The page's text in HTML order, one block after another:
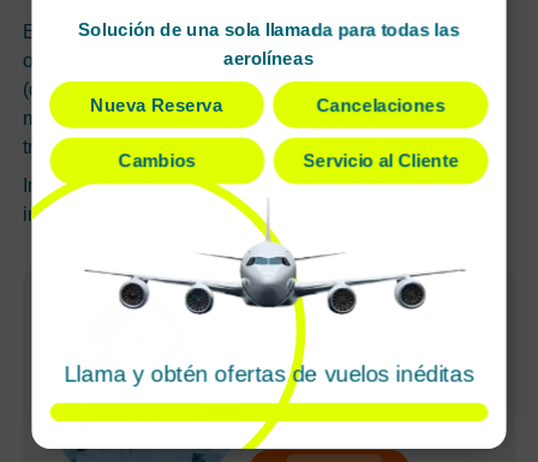
Este accidente pone de relieve la fragilidad de las
operaciones de carga aérea en momentos críticos
(despegue, elevación temprana) y la necesidad de
maximizar los protocolos de seguridad tanto para la
tripulación como para las zonas aledañas al aeródromo.
Información recopilada de medios internacionales,
incluyendo
AP News,
Reservas rápidas
Cancelaciones
sencillas
Agente dedicado
Pagos seguros
Solución de una sola llamada para todas las
aerolíneas
Nueva Reserva Cancelaciones
Cambios Servicio al Cliente
Llama y obtén ofertas de vuelos inéditas